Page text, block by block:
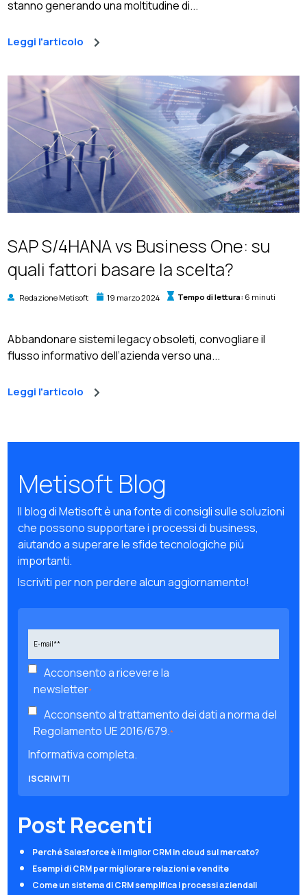
stanno generando una moltitudine di...
Leggi l'articolo
SAP S/4HANA vs Business One: su
quali fattori basare la scelta?
Redazione Metisoft 19 marzo 2024 Tempo di lettura:6 minuti
Abbandonare sistemi legacy obsoleti, convogliare il
flusso informativo dell’azienda verso una...
Leggi l'articolo
Metisoft Blog
Il blog di Metisoft è una fonte di consigli sulle soluzioni
che possono supportare i processi di business,
aiutando a superare le sfide tecnologiche più
importanti.
Iscriviti per non perdere alcun aggiornamento!
Acconsento a ricevere la
newsletter*
Acconsento al trattamento dei dati a norma del
Regolamento UE 2016/679.*
Informativa completa.
Post Recenti
Perché Salesforce è il miglior CRM in cloud sul mercato?
Esempi di CRM per migliorare relazioni e vendite
Come un sistema di CRM semplifica i processi aziendali